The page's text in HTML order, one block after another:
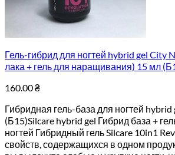
Гель-гибрид для ногтей hybrid gel City
лака + гель для наращивания) 15 мл
160.00₴
Гибридная гель-база для ногтей
(Б15)Silcare hybrid gel Гибрид база +
ногтей Гибридный гель Silcare 10in1
свойств, содержащихся в одном